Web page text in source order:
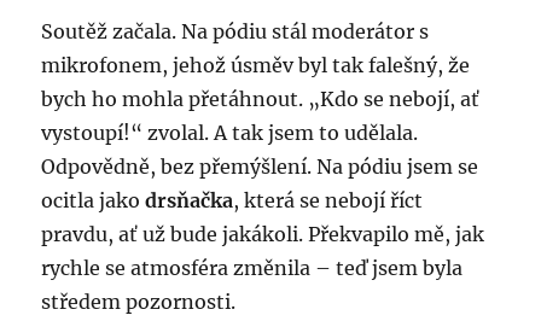
Soutěž začala. Na pódiu stál moderátor s
mikrofonem, jehož úsměv byl tak falešný, že
bych ho mohla přetáhnout. „Kdo se nebojí, ať
vystoupí!“ zvolal. A tak jsem to udělala.
Odpovědně, bez přemýšlení. Na pódiu jsem se
ocitla jakodrsňačka, která se nebojí říct
pravdu, ať už bude jakákoli. Překvapilo mě, jak
rychle se atmosféra změnila – teď jsem byla
středem pozornosti.